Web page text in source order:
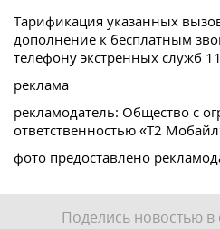
Тарификация указанных
дополнение к бесплатным
телефону экстренных служб
реклама
рекламодатель: Общество с
ответственностью «Т2
фото предоставлено
Поделись новостью в